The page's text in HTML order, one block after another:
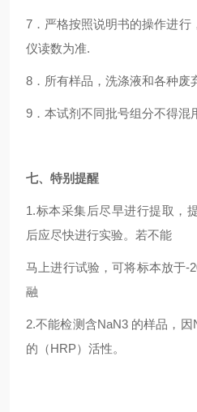
7 ．严格按照说明书的操作进
仪读数为准.
8 ．所有样品，洗涤液和各种废
9 ．本试剂不同批号组分不得混
七、特别提醒
1.标本采集后尽早进行提取，
后应尽快进行实验。若不能
马上进行试验，可将标本放于
融
2.不能检测含NaN3 的样品，
的（HRP）活性。